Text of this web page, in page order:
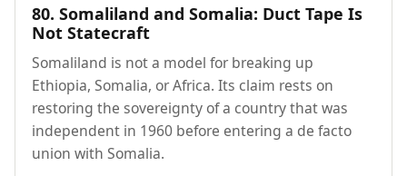
80. Somaliland and Somalia: Duct Tape Is
Not Statecraft
Somaliland is not a model for breaking up
Ethiopia, Somalia, or Africa. Its claim rests on
restoring the sovereignty of a country that was
independent in 1960 before entering a de facto
union with Somalia.